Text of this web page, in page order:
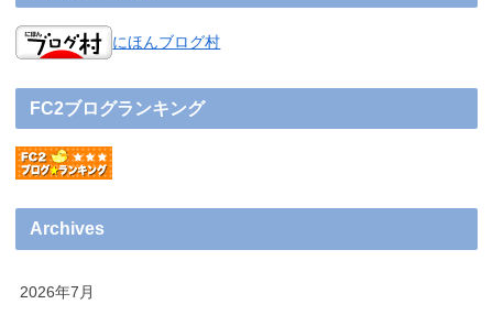
にほんブログ村
FC2ブログランキング
Archives
2026年7月